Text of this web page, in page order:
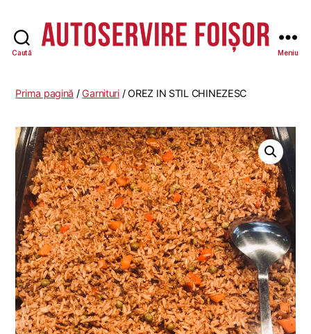
Caută Meniu
Prima pagină /Garnituri/ OREZ IN STIL CHINEZESC